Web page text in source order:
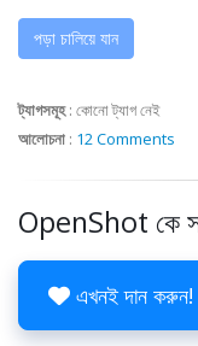
পড়া চালিয়ে যান
ট্যাগসমূহ: কোনো ট্যাগ নেই
আলোচনা : 12 Comments
OpenShot কে
এখনই দান করুন!